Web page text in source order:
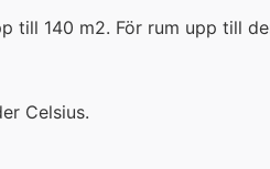
till 140 m2. För rum upp till
Celsius.